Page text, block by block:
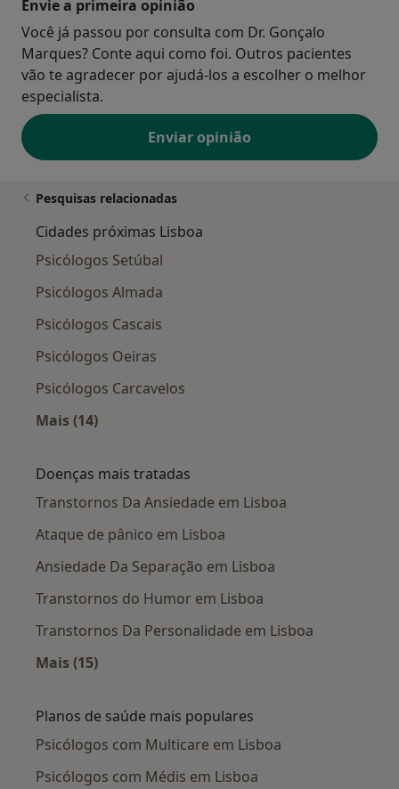
Saudações com os meus melhores votos :)
Envie a primeira opinião
Você já passou por consulta com Dr. Gonçalo
Marques? Conte aqui como foi. Outros pacientes
vão te agradecer por ajudá-los a escolher o melhor
especialista.
Enviar opinião
Pesquisas relacionadas
Cidades próximas Lisboa
Psicólogos Setúbal
Psicólogos Almada
Psicólogos Cascais
Psicólogos Oeiras
Psicólogos Carcavelos
Mais (14)
Doenças mais tratadas
Transtornos Da Ansiedade em Lisboa
Ataque de pânico em Lisboa
Ansiedade Da Separação em Lisboa
Transtornos do Humor em Lisboa
Transtornos Da Personalidade em Lisboa
Mais (15)
Planos de saúde mais populares
Psicólogos com Multicare em Lisboa
Psicólogos com Médis em Lisboa